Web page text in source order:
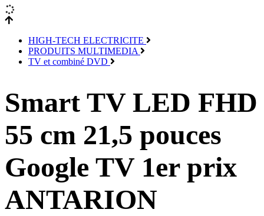
HIGH-TECH ELECTRICITE
PRODUITS MULTIMEDIA
TV et combiné DVD
Smart TV LED FHD
55 cm 21,5 pouces
Google TV 1er prix
ANTARION